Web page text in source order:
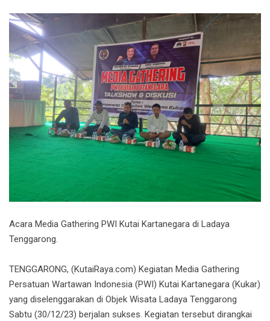
Acara Media Gathering PWI Kutai Kartanegara di Ladaya
Tenggarong.
TENGGARONG, (KutaiRaya.com) Kegiatan Media Gathering
Persatuan Wartawan Indonesia (PWI) Kutai Kartanegara (Kukar)
yang diselenggarakan di Objek Wisata Ladaya Tenggarong
Sabtu (30/12/23) berjalan sukses. Kegiatan tersebut dirangkai